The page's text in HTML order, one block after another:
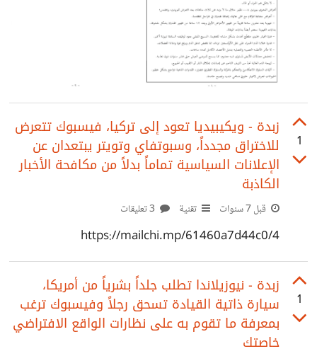
1
زبدة - ويكيبيديا تعود إلى تركيا، فيسبوك تتعرض
للاختراق مجدداً، وسبوتفاي وتويتر يبتعدان عن
الإعلانات السياسية تماماً بدلاً من مكافحة الأخبار
الكاذبة
قبل 7 سنوات تقنية
https://mailchi.mp/61460a7d44c0/4
1
زبدة - نيوزيلاندا تطلب جلداً بشرياً من أمريكا،
سيارة ذاتية القيادة تسحق رجلاً وفيسبوك ترغب
بمعرفة ما تقوم به على نظارات الواقع الافتراضي
خاصتك